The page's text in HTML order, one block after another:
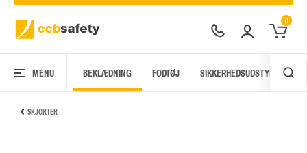
0
MENU BEKLÆDNING FODTØJ SIKKERHEDSUDSTYR
SKJORTER